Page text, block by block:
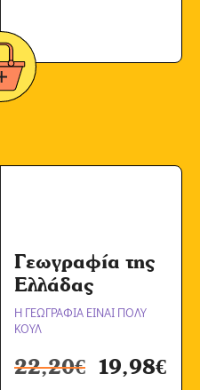
Γεωγραφία της
Ελλάδας
Η ΓΕΩΓΡΑΦΙΑ ΕΙΝΑΙ ΠΟΛΥ
ΚΟΥΛ
22,20€ 19,98€